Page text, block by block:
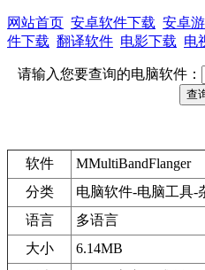
网站首页 安卓软件下载 安卓
件下载 翻译软件 电影下载 电
请输入您要查询的电脑软件：
软件
MMultiBandFlanger
分类
电脑软件-电脑工具-
语言
多语言
大小
6.14MB